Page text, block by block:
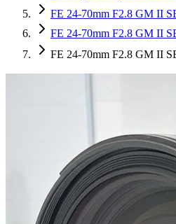
FE 24-70mm F2.8 GM II
FE 24-70mm F2.8 GM II
FE 24-70mm F2.8 GM II